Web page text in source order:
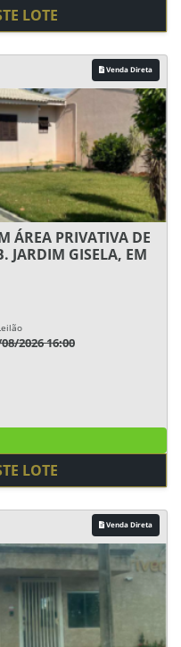
LOTE
Venda Direta
ÁREA PRIVATIVA DE
JARDIM GISELA, EM
2026 16:00
LOTE
Venda Direta